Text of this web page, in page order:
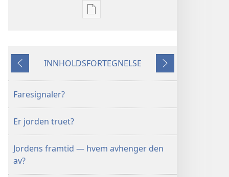
Nedlastingsalternativer
OPP!
Forrige
INNHOLDSFORTEGNELSE
Neste
Faresignaler?
Er jorden truet?
Jordens framtid — hvem avhenger den
av?